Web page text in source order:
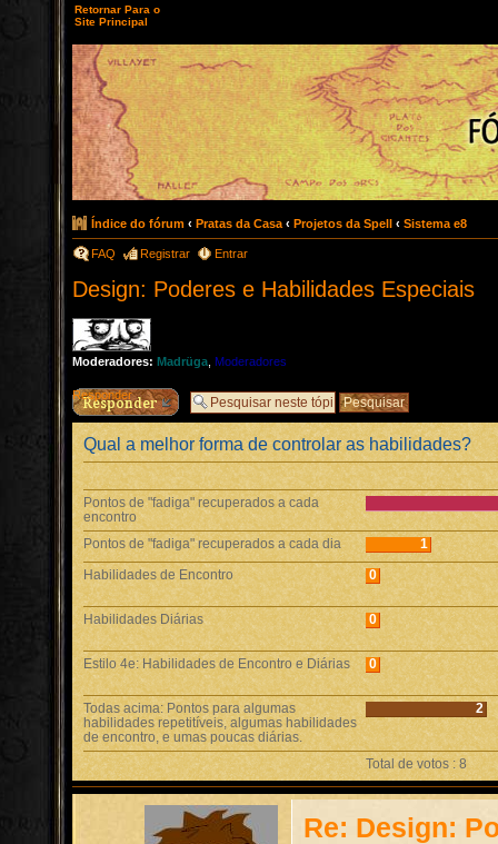
Retornar Para o
Site Principal
Índice do fórum ‹ Pratas da Casa ‹ Projetos da Spell ‹ Sistema e8
FAQ Registrar Entrar
Design: Poderes e Habilidades Especiais
Moderadores: Madrüga Moderadores
Responder
Qual a melhor forma de controlar as habilidades?
Pontos de "fadiga" recuperados a cada
encontro
Pontos de "fadiga" recuperados a cada dia
1
Habilidades de Encontro
0
Habilidades Diárias 0
Estilo 4e: Habilidades de Encontro e Diárias 0
Todas acima: Pontos para algumas
habilidades repetitíveis, algumas habilidades
de encontro, e umas poucas diárias.
2
Total de votos : 8
Re: Design: